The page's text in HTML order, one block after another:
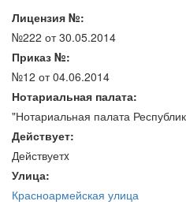
Лицензия №:
№222 от 30.05.2014
Приказ №:
№12 от 04.06.2014
Нотариальная палата:
"Нотариальная палата
Действует:
Действуетx
Улица:
Красноармейская улица